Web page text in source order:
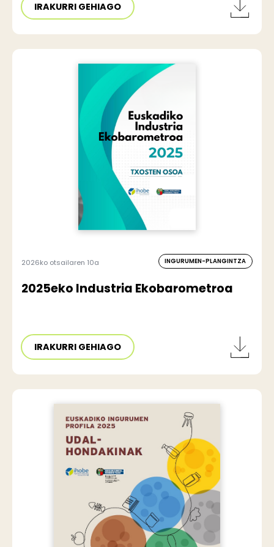
IRAKURRI GEHIAGO
2026ko otsailaren 10a INGURUMEN-PLANGINTZA
2025eko Industria Ekobarometroa
IRAKURRI GEHIAGO